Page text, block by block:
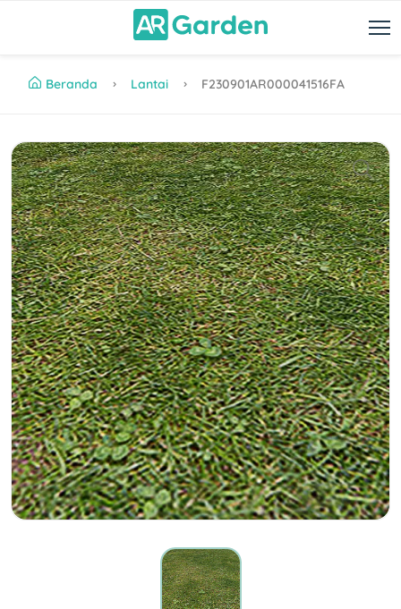
Beranda Lantai F230901AR000041516FA